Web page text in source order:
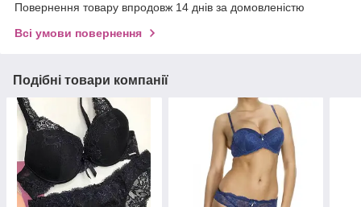
Повернення товару впродовж 14 днів за домовленістю
Всі умови повернення
Подібні товари компанії